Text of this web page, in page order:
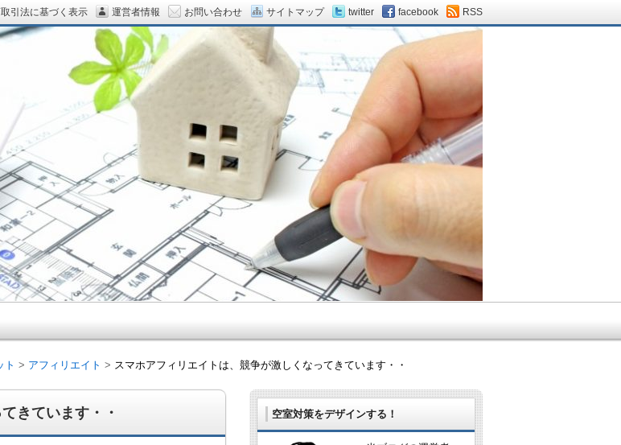
きています・・ 空室対策をデザインする！
ト アフィリエイト スマホアフィリエイトは、競争が激しくなってきています・・
室対策をデザイン！
引法に基づく表示 運営者情報 お問い合わせ サイトマップ twitter facebook RSS